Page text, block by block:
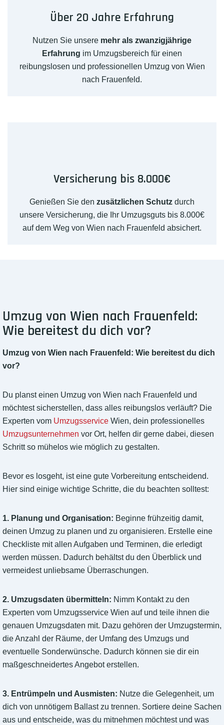
Über 20 Jahre Erfahrung
Nutzen Sie unsere mehr als zwanzigjährige
Erfahrung im Umzugsbereich für einen
reibungslosen und professionellen Umzug von Wien
nach Frauenfeld.
Versicherung bis 8.000€
Genießen Sie den zusätzlichen Schutz durch
unsere Versicherung, die Ihr Umzugsguts bis 8.000€
auf dem Weg von Wien nach Frauenfeld absichert.
Umzug von Wien nach Frauenfeld:
Wie bereitest du dich vor?
Umzug von Wien nach Frauenfeld: Wie bereitest du dich
vor?
Du planst einen Umzug von Wien nach Frauenfeld und
möchtest sicherstellen, dass alles reibungslos verläuft? Die
Experten vom Umzugsservice Wien, dein professionelles
Umzugsunternehmen vor Ort, helfen dir gerne dabei, diesen
Schritt so mühelos wie möglich zu gestalten.
Bevor es losgeht, ist eine gute Vorbereitung entscheidend.
Hier sind einige wichtige Schritte, die du beachten solltest:
1. Planung und Organisation: Beginne frühzeitig damit,
deinen Umzug zu planen und zu organisieren. Erstelle eine
Checkliste mit allen Aufgaben und Terminen, die erledigt
werden müssen. Dadurch behältst du den Überblick und
vermeidest unliebsame Überraschungen.
2. Umzugsdaten übermitteln: Nimm Kontakt zu den
Experten vom Umzugsservice Wien auf und teile ihnen die
genauen Umzugsdaten mit. Dazu gehören der Umzugstermin,
die Anzahl der Räume, der Umfang des Umzugs und
eventuelle Sonderwünsche. Dadurch können sie dir ein
maßgeschneidertes Angebot erstellen.
3. Entrümpeln und Ausmisten: Nutze die Gelegenheit, um
dich von unnötigem Ballast zu trennen. Sortiere deine Sachen
aus und entscheide, was du mitnehmen möchtest und was